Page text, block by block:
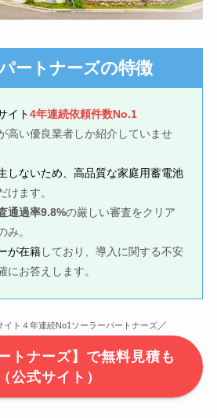
ートナーズの特徴
イト4年連続依頼件数No.1
高い優良業者しか紹介していませ
しないため、高品質な家庭用蓄電池
けます。
通過率9.8%の厳しい審査をクリア
み。
が在籍しており、導入に関する不安
にお答えします。
イト４年連続No1ソーラーパートナーズ／
トナーズ】で無料見積も
公式サイト）